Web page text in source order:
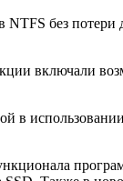
без потери
включали
в